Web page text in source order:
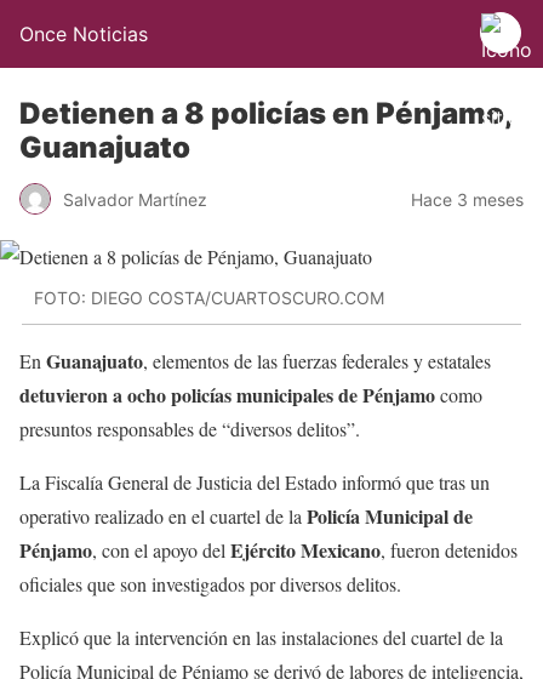
Once Noticias
Detienen a 8 policías en Pénjamo,
Guanajuato
Salvador Martínez Hace 3 meses
FOTO: DIEGO COSTA/CUARTOSCURO.COM
En Guanajuato, elementos de las fuerzas federales y estatales
detuvieron a ocho policías municipales de Pénjamocomo
presuntos responsables de “diversos delitos”.
La Fiscalía General de Justicia del Estado informó que tras un
operativo realizado en el cuartel de la Policía Municipal de
Pénjamo, con el apoyo del Ejército Mexicano, fueron detenidos
oficiales que son investigados por diversos delitos.
Explicó que la intervención en las instalaciones del cuartel de la
Policía Municipal de Pénjamo se derivó de labores de inteligencia,